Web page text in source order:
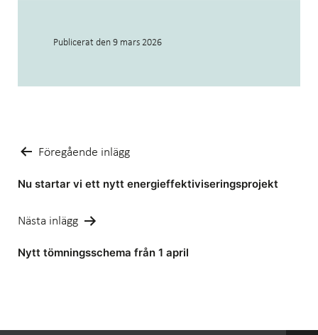
Publicerat den 9 mars 2026
Inläggsnavigering
Föregående inlägg
Nu startar vi ett nytt energieffektiviseringsprojekt
Nästa inlägg
Nytt tömningsschema från 1 april